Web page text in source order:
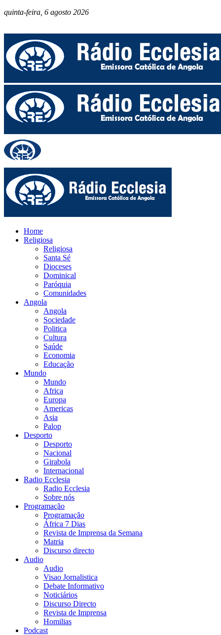
quinta-feira, 6 agosto 2026
Home
Religiosa
Religiosa
Santa Sé
Dioceses
Dominical
Paróquia
Comunidades
Angola
Angola
Sociedade
Politica
Cultura
Saúde
Economia
Educação
Mundo
Mundo
Africa
Europa
Americas
Asia
Palop
Desporto
Desporto
Nacional
Girabola
Internacional
Radio Ecclesia
Radio Ecclesia
Sobre nós
Programação
Programação
África 7 Dias
Revista de Imprensa da Semana
Matria
Discurso directo
Audio
Audio
Visao Jornalistica
Debate Informativo
Noticiários
Discurso Directo
Revista de Imprensa
Homilias
Podcast